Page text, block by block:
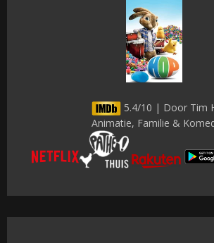
5.4/10 | Door Tim
Animatie, Familie &